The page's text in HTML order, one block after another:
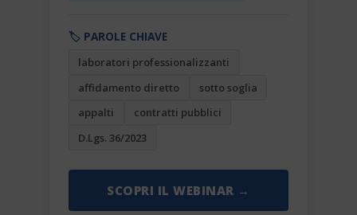
🏷️ PAROLE CHIAVE
laboratori professionalizzanti
affidamento diretto
sotto soglia
appalti
contratti pubblici
D.Lgs. 36/2023
SCOPRI IL WEBINAR →